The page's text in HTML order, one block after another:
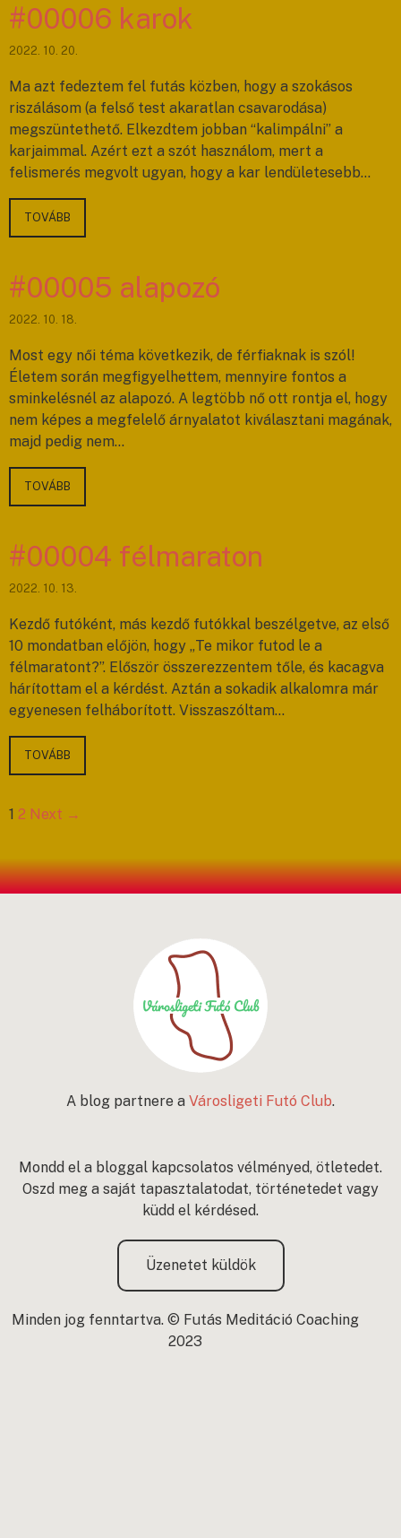
#00006 karok
2022. 10. 20.
Ma azt fedeztem fel futás közben, hogy a szokásos
riszálásom (a felső test akaratlan csavarodása)
megszüntethető. Elkezdtem jobban “kalimpálni” a
karjaimmal. Azért ezt a szót használom, mert a
felismerés megvolt ugyan, hogy a kar lendületesebb…
TOVÁBB
#00005 alapozó
2022. 10. 18.
Most egy női téma következik, de férfiaknak is szól!
Életem során megfigyelhettem, mennyire fontos a
sminkelésnél az alapozó. A legtöbb nő ott rontja el, hogy
nem képes a megfelelő árnyalatot kiválasztani magának,
majd pedig nem…
TOVÁBB
#00004 félmaraton
2022. 10. 13.
Kezdő futóként, más kezdő futókkal beszélgetve, az első
10 mondatban előjön, hogy „Te mikor futod le a
félmaratont?”. Először összerezzentem tőle, és kacagva
hárítottam el a kérdést. Aztán a sokadik alkalomra már
egyenesen felháborított. Visszaszóltam…
TOVÁBB
1 2 Next →
A blog partnere a Városligeti Futó Club.
Mondd el a bloggal kapcsolatos vélményed, ötletedet.
Oszd meg a saját tapasztalatodat, történetedet vagy
küdd el kérdésed.
Üzenetet küldök
Minden jog fenntartva. © Futás Meditáció Coaching
2023